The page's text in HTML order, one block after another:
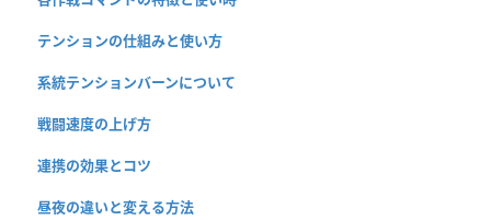
テンションの仕組みと使い方
系統テンションバーンについて
戦闘速度の上げ方
連携の効果とコツ
昼夜の違いと変える方法